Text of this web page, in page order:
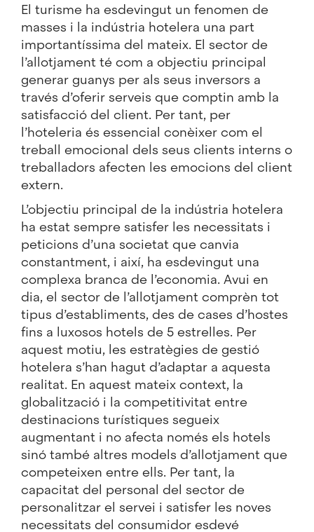
El turisme ha esdevingut un fenomen de
masses i la indústria hotelera una part
importantíssima del mateix. El sector de
l’allotjament té com a objectiu principal
generar guanys per als seus inversors a
través d’oferir serveis que comptin amb la
satisfacció del client. Per tant, per
l’hoteleria és essencial conèixer com el
treball emocional dels seus clients interns o
treballadors afecten les emocions del client
extern.
L’objectiu principal de la indústria hotelera
ha estat sempre satisfer les necessitats i
peticions d’una societat que canvia
constantment, i així, ha esdevingut una
complexa branca de l’economia. Avui en
dia, el sector de l’allotjament comprèn tot
tipus d’establiments, des de cases d’hostes
fins a luxosos hotels de 5 estrelles. Per
aquest motiu, les estratègies de gestió
hotelera s’han hagut d’adaptar a aquesta
realitat. En aquest mateix context, la
globalització i la competitivitat entre
destinacions turístiques segueix
augmentant i no afecta només els hotels
sinó també altres models d’allotjament que
competeixen entre ells. Per tant, la
capacitat del personal del sector de
personalitzar el servei i satisfer les noves
necessitats del consumidor esdevé